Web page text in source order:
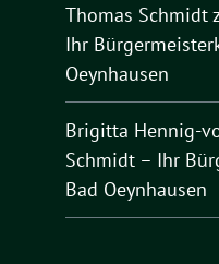
Thomas Schmidt
Ihr
Oeynhausen
Brigitta Hennig-
Schmidt – Ihr
Bad Oeynhausen